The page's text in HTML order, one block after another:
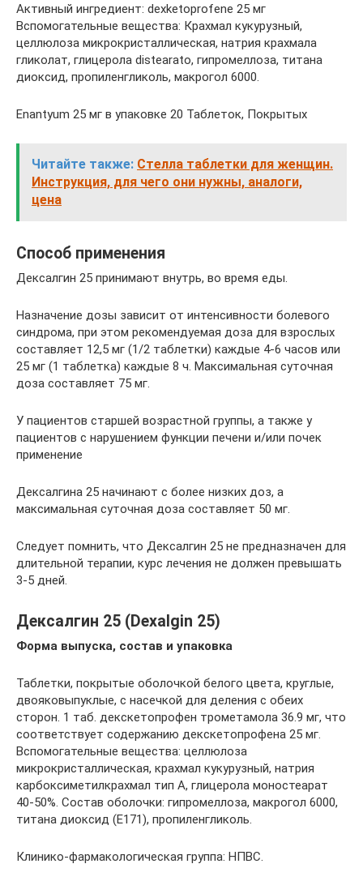
Активный ингредиент: dexketoprofene 25 мг
Вспомогательные вещества: Крахмал кукурузный,
целлюлоза микрокристаллическая, натрия крахмала
гликолат, глицерола distearato, гипромеллоза, титана
диоксид, пропиленгликоль, макрогол 6000.
Enantyum 25 мг в упаковке 20 Таблеток, Покрытых
Читайте также: Cтелла таблетки для женщин.
Инструкция, для чего они нужны, аналоги,
цена
Способ применения
Дексалгин 25 принимают внутрь, во время еды.
Назначение дозы зависит от интенсивности болевого
синдрома, при этом рекомендуемая доза для взрослых
составляет 12,5 мг (1/2 таблетки) каждые 4-6 часов или
25 мг (1 таблетка) каждые 8 ч. Максимальная суточная
доза составляет 75 мг.
У пациентов старшей возрастной группы, а также у
пациентов с нарушением функции печени и/или почек
применение
Дексалгина 25 начинают с более низких доз, а
максимальная суточная доза составляет 50 мг.
Следует помнить, что Дексалгин 25 не предназначен для
длительной терапии, курс лечения не должен превышать
3-5 дней.
Дексалгин 25 (Dexalgin 25)
Форма выпуска, состав и упаковка
Таблетки, покрытые оболочкой белого цвета, круглые,
двояковыпуклые, с насечкой для деления с обеих
сторон. 1 таб. декскетопрофен трометамола 36.9 мг, что
соответствует содержанию декскетопрофена 25 мг.
Вспомогательные вещества: целлюлоза
микрокристаллическая, крахмал кукурузный, натрия
карбоксиметилкрахмал тип А, глицерола моностеарат
40-50%. Состав оболочки: гипромеллоза, макрогол 6000,
титана диоксид (Е171), пропиленгликоль.
Клинико-фармакологическая группа: НПВС.